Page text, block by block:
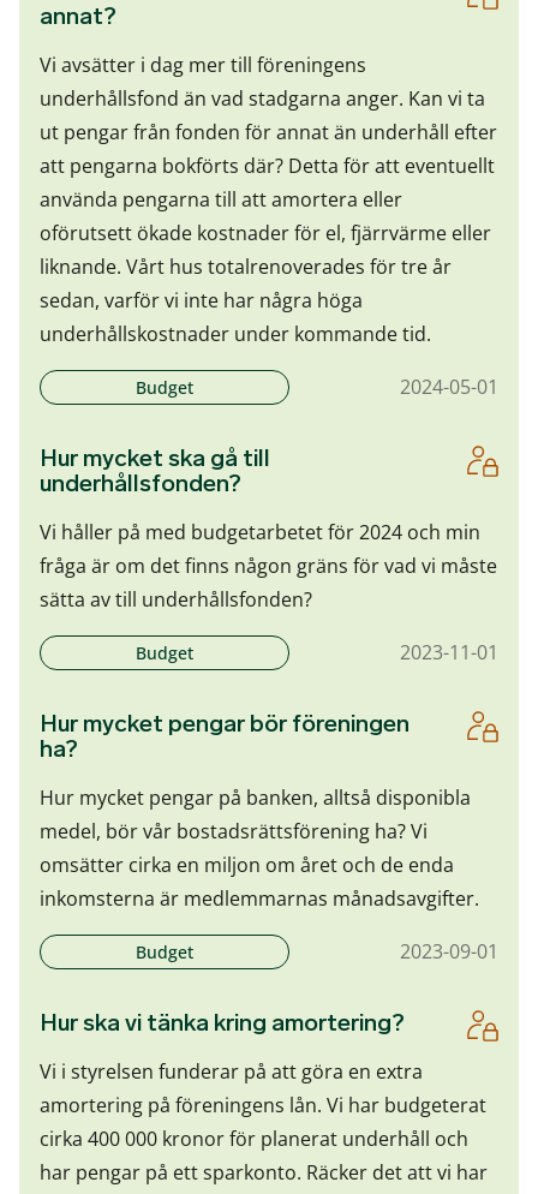
annat?
Vi avsätter i dag mer till föreningens
underhållsfond än vad stadgarna anger. Kan vi ta
ut pengar från fonden för annat än underhåll efter
att pengarna bokförts där? Detta för att eventuellt
använda pengarna till att amortera eller
oförutsett ökade kostnader för el, fjärrvärme eller
liknande. Vårt hus totalrenoverades för tre år
sedan, varför vi inte har några höga
underhållskostnader under kommande tid.
Budget 2024-05-01
Hur mycket ska gå till
underhållsfonden?
Vi håller på med budgetarbetet för 2024 och min
fråga är om det finns någon gräns för vad vi måste
sätta av till underhållsfonden?
Budget 2023-11-01
Hur mycket pengar bör föreningen
ha?
Hur mycket pengar på banken, alltså disponibla
medel, bör vår bostadsrättsförening ha? Vi
omsätter cirka en miljon om året och de enda
inkomsterna är medlemmarnas månadsavgifter.
Budget 2023-09-01
Hur ska vi tänka kring amortering?
Vi i styrelsen funderar på att göra en extra
amortering på föreningens lån. Vi har budgeterat
cirka 400 000 kronor för planerat underhåll och
har pengar på ett sparkonto. Räcker det att vi har